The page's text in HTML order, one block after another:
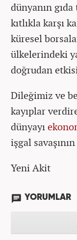
dünyanın
kıtlıkla karşı
küresel
ülkelerindeki
doğrudan
Dileğimiz ve
kayıplar
dünyayı
işgal
Yeni Akit
YORUMLAR